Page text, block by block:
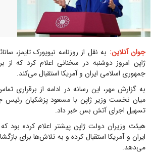
جوان آنلاین: به نقل از روزنامه نیویورک تایمز،
ژاپن امروز دوشنبه در سخنانی اعلام کرد که
جمهوری اسلامی ایران و آمریکا استقبال می‌کند.
به گزارش مهر، این رسانه در ادامه از برقراری
میان نخست وزیر ژاپن با مسعود پزشکیان
تسهیل اجرای آتش بس خبر داد.
هیئت وزیران دولت ژاپن پیشتر اعلام کرده بود
ایران و آمریکا استقبال کرده و به تلاش‌ها برای
می‌دهد.